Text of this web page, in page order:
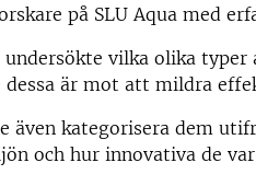
på SLU Aqua med
undersökte vilka olika
är mot att mildra
även kategorisera dem
och hur innovativa de